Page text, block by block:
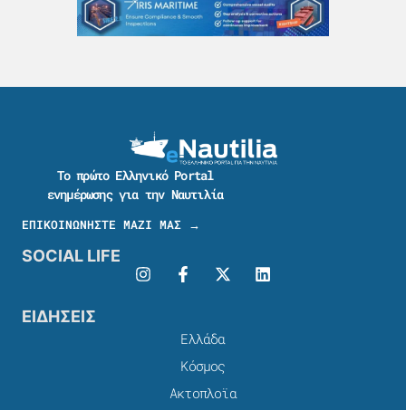
Το πρώτο Ελληνικό Portal
ενημέρωσης για την Ναυτιλία
ΕΠΙΚΟΙΝΩΝΗΣΤΕ ΜΑΖΙ ΜΑΣ →
SOCIAL LIFE
ΕΙΔΗΣΕΙΣ
Ελλάδα
Κόσμος
Ακτοπλοϊα